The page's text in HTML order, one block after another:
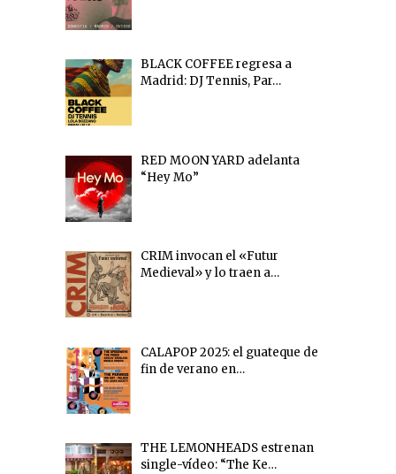
BLACK COFFEE regresa a
Madrid: DJ Tennis, Par…
RED MOON YARD adelanta
“Hey Mo”
CRIM invocan el «Futur
Medieval» y lo traen a…
CALAPOP 2025: el guateque de
fin de verano en…
THE LEMONHEADS estrenan
single-vídeo: “The Ke…